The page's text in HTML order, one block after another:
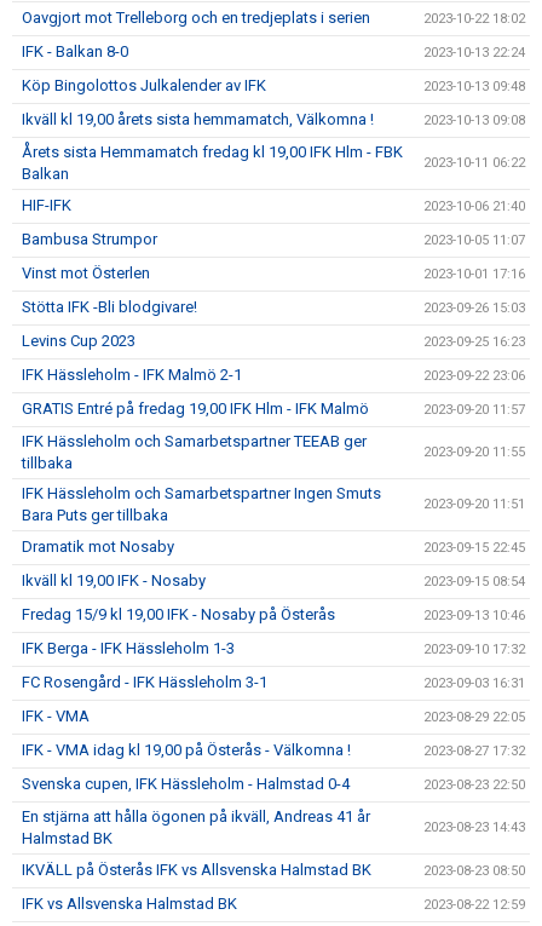
Oavgjort mot Trelleborg och en tredjeplats i serien 2023-10-22 18:02
IFK - Balkan 8-0 2023-10-13 22:24
Köp Bingolottos Julkalender av IFK 2023-10-13 09:48
Ikväll kl 19,00 årets sista hemmamatch, Välkomna ! 2023-10-13 09:08
Årets sista Hemmamatch fredag kl 19,00 IFK Hlm - FBK
Balkan
2023-10-11 06:22
HIF-IFK 2023-10-06 21:40
Bambusa Strumpor 2023-10-05 11:07
Vinst mot Österlen 2023-10-01 17:16
Stötta IFK -Bli blodgivare! 2023-09-26 15:03
Levins Cup 2023 2023-09-25 16:23
IFK Hässleholm - IFK Malmö 2-1 2023-09-22 23:06
GRATIS Entré på fredag 19,00 IFK Hlm - IFK Malmö 2023-09-20 11:57
IFK Hässleholm och Samarbetspartner TEEAB ger
tillbaka
2023-09-20 11:55
IFK Hässleholm och Samarbetspartner Ingen Smuts
Bara Puts ger tillbaka
2023-09-20 11:51
Dramatik mot Nosaby 2023-09-15 22:45
Ikväll kl 19,00 IFK - Nosaby 2023-09-15 08:54
Fredag 15/9 kl 19,00 IFK - Nosaby på Österås 2023-09-13 10:46
IFK Berga - IFK Hässleholm 1-3 2023-09-10 17:32
FC Rosengård - IFK Hässleholm 3-1 2023-09-03 16:31
IFK - VMA 2023-08-29 22:05
IFK - VMA idag kl 19,00 på Österås - Välkomna ! 2023-08-27 17:32
Svenska cupen, IFK Hässleholm - Halmstad 0-4 2023-08-23 22:50
En stjärna att hålla ögonen på ikväll, Andreas 41 år
Halmstad BK
2023-08-23 14:43
IKVÄLL på Österås IFK vs Allsvenska Halmstad BK 2023-08-23 08:50
IFK vs Allsvenska Halmstad BK 2023-08-22 12:59